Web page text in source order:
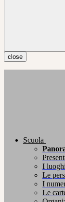
close
Scuola
I luoghi
Le
I
Le